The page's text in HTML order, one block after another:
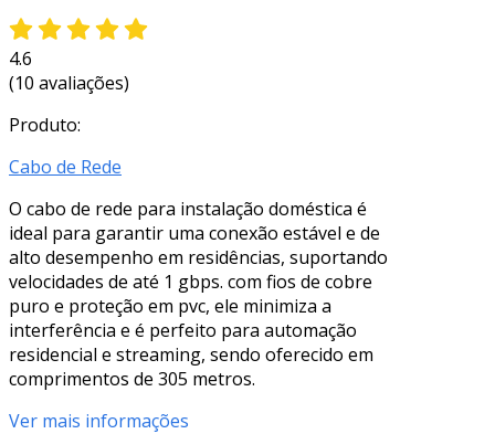
4.6
(10 avaliações)
Produto:
Cabo de Rede
O cabo de rede para instalação doméstica é
ideal para garantir uma conexão estável e de
alto desempenho em residências, suportando
velocidades de até 1 gbps. com fios de cobre
puro e proteção em pvc, ele minimiza a
interferência e é perfeito para automação
residencial e streaming, sendo oferecido em
comprimentos de 305 metros.
Ver mais informações